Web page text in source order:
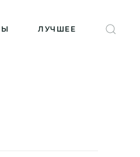
ЛУЧШЕЕ